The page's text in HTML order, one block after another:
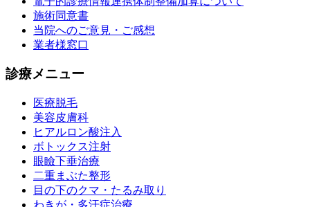
施術同意書
当院へのご意見・ご感想
業者様窓口
診療メニュー
医療脱毛
美容皮膚科
ヒアルロン酸注入
ボトックス注射
眼瞼下垂治療
二重まぶた整形
目の下のクマ・たるみ取り
わきが・多汗症治療